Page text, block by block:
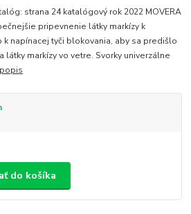
strana 24 katalógový rok 2022 MOVERA
pripevnenie látky markízy k
k napínacej tyči blokovania, aby sa predišlo
látky markízy vo vetre. Svorky univerzálne
do košíka